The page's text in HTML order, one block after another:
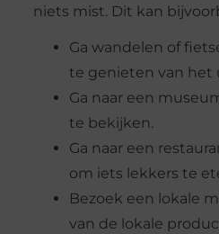
niets mist. Dit kan
Ga wandelen of
te genieten van het
Ga naar een
te bekijken.
Ga naar een
om iets lekkers te
Bezoek een lokale
van de lokale